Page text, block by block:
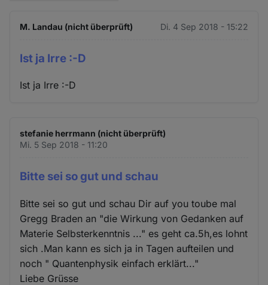
M. Landau (nicht überprüft) Di. 4 Sep 2018 - 15:22
Ist ja Irre :-D
Ist ja Irre :-D
stefanie herrmann (nicht überprüft)
Mi. 5 Sep 2018 - 11:20
Bitte sei so gut und schau
Bitte sei so gut und schau Dir auf you toube mal
Gregg Braden an "die Wirkung von Gedanken auf
Materie Selbsterkenntnis ..." es geht ca.5h,es lohnt
sich .Man kann es sich ja in Tagen aufteilen und
noch " Quantenphysik einfach erklärt..."
Liebe Grüsse